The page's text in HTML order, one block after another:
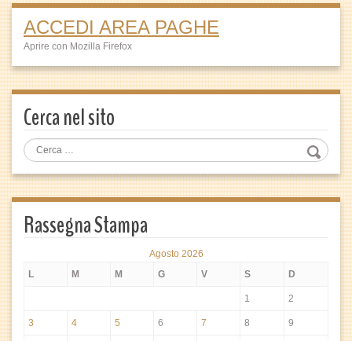
ACCEDI AREA PAGHE
Aprire con Mozilla Firefox
Cerca nel sito
Rassegna Stampa
Agosto 2026
L
M M G V S D
1 2
3 4 5 6 7 8 9